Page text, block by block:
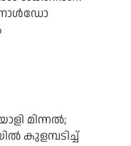
മിന്നല്‍;
കുളമ്പടിച്ച്